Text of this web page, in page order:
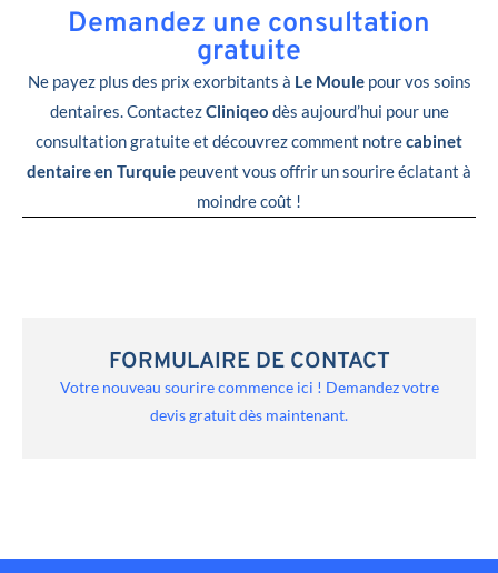
Demandez une consultation
gratuite
Ne payez plus des prix exorbitants à Le Moulepour vos soins
dentaires. ContactezCliniqeo dès aujourd’hui pour une
consultation gratuite et découvrez comment notrecabinet
dentaire en Turquie peuvent vous offrir un sourire éclatant à
moindre coût !
FORMULAIRE DE CONTACT
Votre nouveau sourire commence ici ! Demandez votre
devis gratuit dès maintenant.